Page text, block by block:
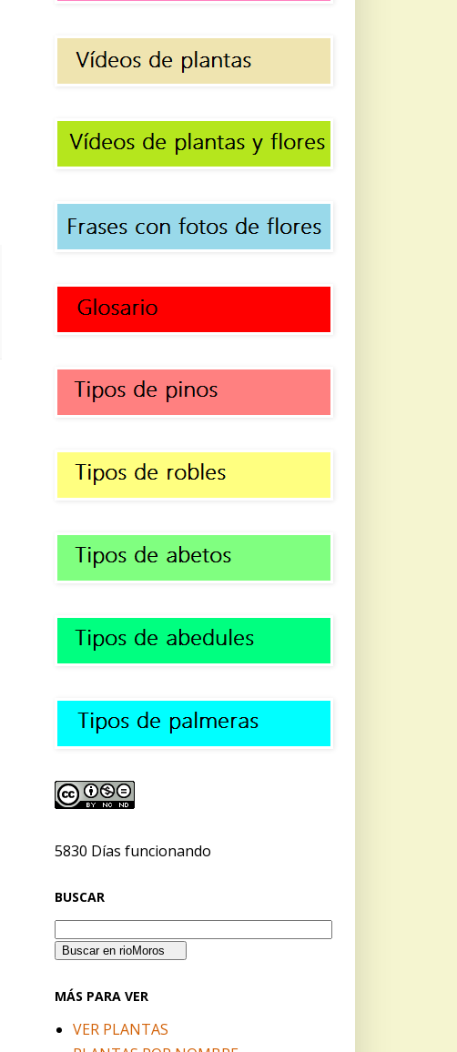
5830 Días funcionando
BUSCAR
MÁS PARA VER
VER PLANTAS